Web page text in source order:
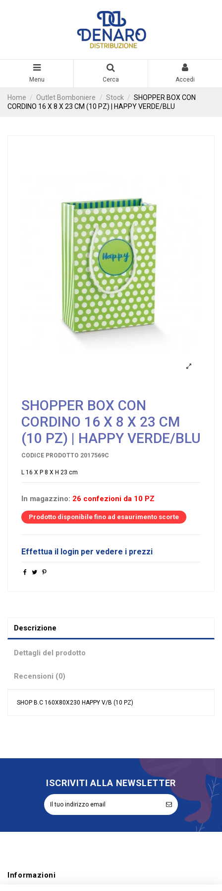
Menu Cerca Accedi
Home Outlet Bomboniere Stock
SHOPPER BOX CON
CORDINO 16 X 8 X 23 CM (10 PZ) | HAPPY VERDE/BLU
SHOPPER BOX CON
CORDINO 16 X 8 X 23 CM
(10 PZ) | HAPPY VERDE/BLU
CODICE PRODOTTO 2017569C
L 16 X P 8 X H 23 cm
In magazzino: 26 confezioni da 10 PZ
Prodotto disponibile fino ad esaurimento scorte
Effettua il login per vedere i prezzi
Descrizione
Dettagli del prodotto
Recensioni (0)
SHOP B.C 160X80X230 HAPPY V/B (10 PZ)
Evento Compleanno
Riordinabile No
ISCRIVITI ALLA NEWSLETTER
Informazioni